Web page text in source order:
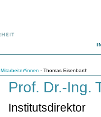
Mitarbeiter*innen - Thomas Eisenbarth
Prof. Dr.-Ing.
Institutsdirektor